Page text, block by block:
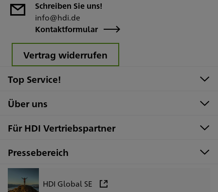
Schreiben Sie uns!
info@hdi.de
Kontaktformular
Vertrag widerrufen
Top Service!
Über uns
Für HDI Vertriebspartner
Pressebereich
HDI Global SE